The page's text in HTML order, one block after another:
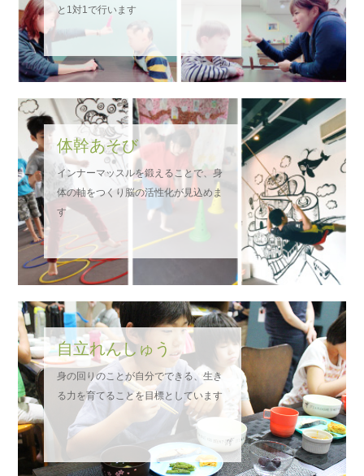
令和6年11月度 スケジュールにつきまして
と1対1で行います
体幹あそび
インナーマッスルを鍛えることで、身
体の軸をつくり脳の活性化が見込めま
す
自立れんしゅう
身の回りのことが自分でできる、生き
る力を育てることを目標としています